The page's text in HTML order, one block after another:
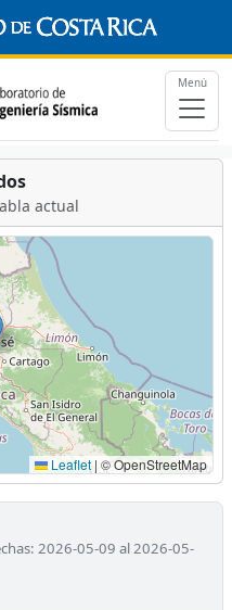
Menú
actual
Leaflet | © OpenStreetMap
2026-05-09 al 2026-05-